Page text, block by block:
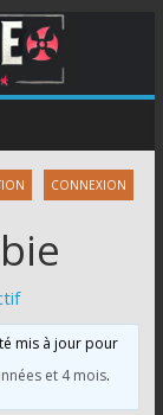
CONNEXION
mis à jour pour
et 4 mois.